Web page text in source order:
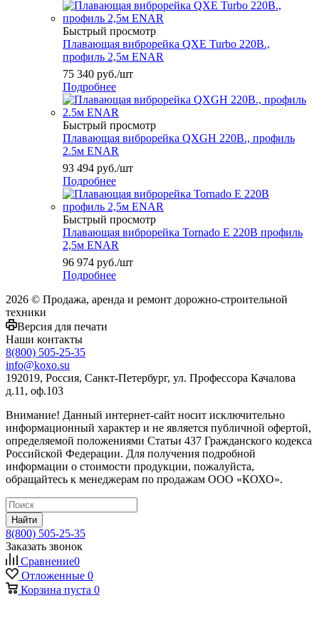
Быстрый просмотр
Плавающая виброрейка QXE Turbo 220В.,
профиль 2,5м ENAR
75 340 руб./шт
Подробнее
Быстрый просмотр
Плавающая виброрейка QXGH 220В., профиль
2.5м ENAR
93 494 руб./шт
Подробнее
Быстрый просмотр
Плавающая виброрейка Tornado E 220В профиль
2,5м ENAR
96 974 руб./шт
Подробнее
2026 © Продажа, аренда и ремонт дорожно-строительной
техники
Версия для печати
Наши контакты
8(800) 505-25-35
info@koxo.su
192019, Россия, Санкт-Петербург, ул. Профессора Качалова
д.11, оф.103
Внимание! Данный интернет-сайт носит исключительно
информационный характер и не является публичной офертой,
определяемой положениями Статьи 437 Гражданского кодекса
Российской Федерации. Для получения подробной
информации о стоимости продукции, пожалуйста,
обращайтесь к менеджерам по продажам ООО «КОХО».
Найти
8(800) 505-25-35
Заказать звонок
Сравнение0
Отложенные 0
Корзина пуста 0